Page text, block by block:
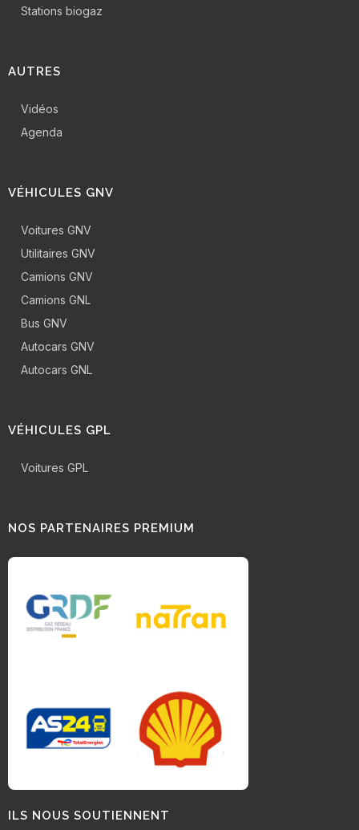
Stations biogaz
AUTRES
Vidéos
Agenda
VÉHICULES GNV
Voitures GNV
Utilitaires GNV
Camions GNV
Camions GNL
Bus GNV
Autocars GNV
Autocars GNL
VÉHICULES GPL
Voitures GPL
NOS PARTENAIRES PREMIUM
ILS NOUS SOUTIENNENT